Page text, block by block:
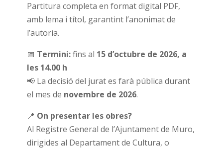
Partitura completa en format digital PDF,
amb lema i títol, garantint l’anonimat de
l’autoria.
📅 Termini:fins al 15 d’octubre de 2026, a
les 14.00 h
📢 La decisió del jurat es farà pública durant
el mes de novembre de 2026.
📍 On presentar les obres?
Al Registre General de l’Ajuntament de Muro,
dirigides al Departament de Cultura, o